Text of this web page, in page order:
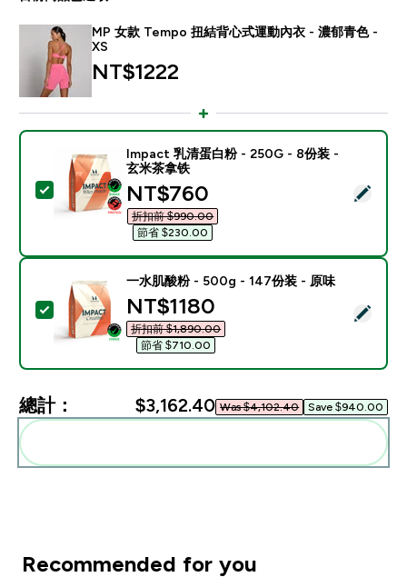
MP 女款 Tempo 扭結背心式運動內衣 - 濃郁青色 -
XS
NT$1222‎
選取此商品 - Impact 乳清蛋白粉 - 250G - 8份装 - 玄
Impact 乳清蛋白粉 - 250G - 8份装 -
玄米茶拿铁
discounted price
NT$760‎
折扣前 $990.00‎
節省 $230.00‎
選取此商品 - 一水肌酸粉 - 500g - 147份装 - 原味
一水肌酸粉 - 500g - 147份装 - 原味
discounted price
NT$1180‎
折扣前 $1,890.00‎
節省 $710.00‎
總計： $3,162.40‎ Was $4,102.40‎ Save $940.00‎
Recommended for you